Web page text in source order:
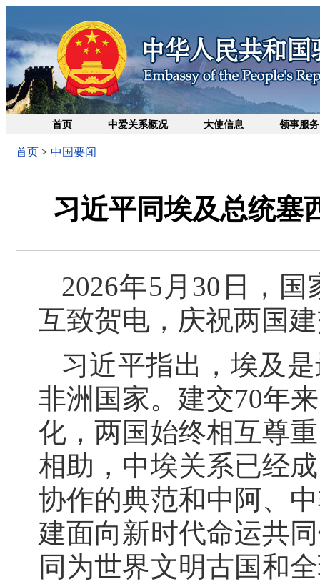
首页 中爱关系概况 大使信息 领事服务
首页 > 中国要闻
习近平同埃及总统塞
2026年5月30日，
互致贺电，庆祝两国
习近平指出，埃及
非洲国家。建交70年
化，两国始终相互尊
相助，中埃关系已经
协作的典范和中阿、
建面向新时代命运共
同为世界文明古国和